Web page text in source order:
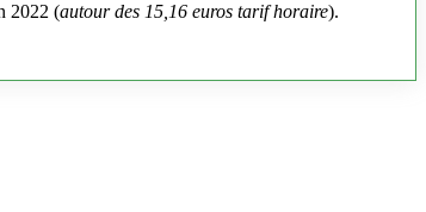
2022 (autour des 15,16 euros tarif horaire).